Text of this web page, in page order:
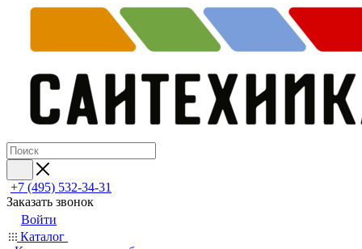
+7 (495) 532‑34‑31
Заказать звонок
Войти
Каталог